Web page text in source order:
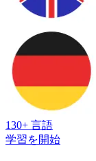
130+ 言語
学習を開始